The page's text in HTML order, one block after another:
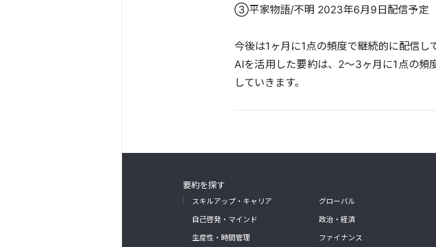
③平家物語/不明 2023年6月9日配信予定
今後は1ヶ月に1点の頻度で継続的に配信し
AIを活用した要約は、2～3ヶ月に1点の頻
していきます。
要約を探す
スキルアップ・キャリア
自己啓発・マインド
生産性・時間管理
グローバル
政治・経済
ファイナンス